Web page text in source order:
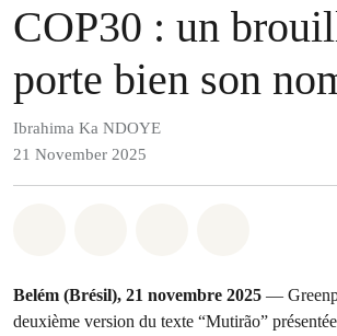
COP30 : un
porte bien son
Ibrahima Ka NDOYE
21 November 2025
Belém (Brésil), 21 novembre 2025 —
deuxième version du texte “Mutirão”